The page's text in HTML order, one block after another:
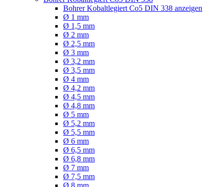
Bohrer Kobaltlegiert Co5 DIN 338 anzeigen
Ø 1 mm
Ø 1,5 mm
Ø 2 mm
Ø 2,5 mm
Ø 3 mm
Ø 3,2 mm
Ø 3,5 mm
Ø 4 mm
Ø 4,2 mm
Ø 4,5 mm
Ø 4,8 mm
Ø 5 mm
Ø 5,2 mm
Ø 5,5 mm
Ø 6 mm
Ø 6,5 mm
Ø 6,8 mm
Ø 7 mm
Ø 7,5 mm
Ø 8 mm